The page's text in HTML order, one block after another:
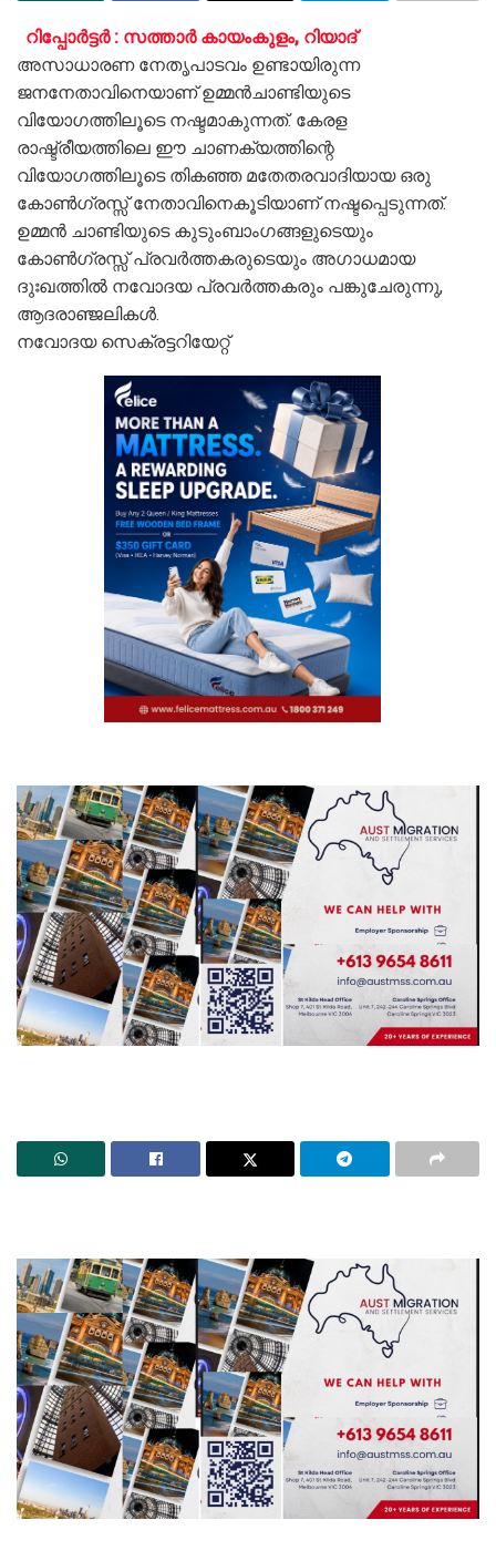
റിപ്പോർട്ടർ : സത്താർ കായംകുളം, റിയാദ്
അസാധാരണ നേതൃപാടവം ഉണ്ടായിരുന്ന
ജനനേതാവിനെയാണ് ഉമ്മൻചാണ്ടിയുടെ
വിയോഗത്തിലൂടെ നഷ്ടമാകുന്നത്. കേരള
രാഷ്ട്രീയത്തിലെ ഈ ചാണക്യത്തിന്റെ
വിയോഗത്തിലൂടെ തികഞ്ഞ മതേതരവാദിയായ ഒരു
കോൺഗ്രസ്സ് നേതാവിനെകൂടിയാണ് നഷ്ടപ്പെടുന്നത്.
ഉമ്മൻ ചാണ്ടിയുടെ കുടുംബാംഗങ്ങളുടെയും
കോൺഗ്രസ്സ് പ്രവർത്തകരുടെയും അഗാധമായ
ദുഃഖത്തിൽ നവോദയ പ്രവർത്തകരും പങ്കുചേരുന്നു,
ആദരാഞ്ജലികൾ.
നവോദയ സെക്രട്ടറിയേറ്റ്